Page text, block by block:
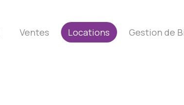
Ventes Locations Gestion de